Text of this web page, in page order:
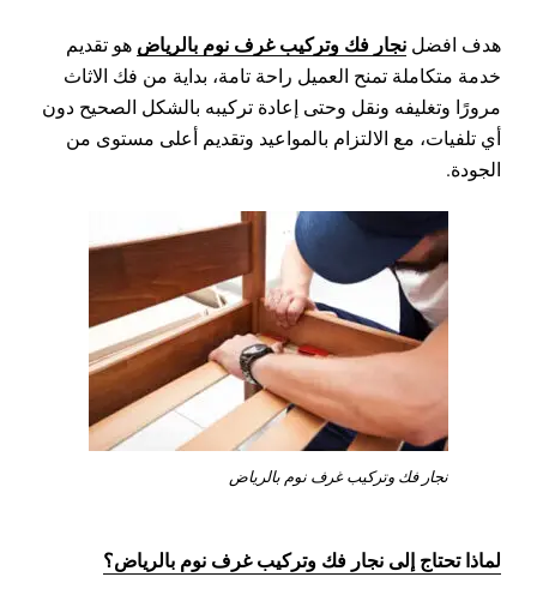
هدف افضل نجار فك وتركيب غرف نوم بالرياض هو تقديم
خدمة متكاملة تمنح العميل راحة تامة، بداية من فك الاثاث
مرورًا وتغليفه ونقل وحتى إعادة تركيبه بالشكل الصحيح دون
أي تلفيات، مع الالتزام بالمواعيد وتقديم أعلى مستوى من
الجودة.
نجار فك وتركيب غرف نوم بالرياض
لماذا تحتاج إلى نجار فك وتركيب غرف نوم بالرياض؟